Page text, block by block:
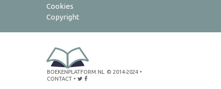
Cookies
Copyright
BOEKENPLATFORM.NL © 2014-2024 •
CONTACT •